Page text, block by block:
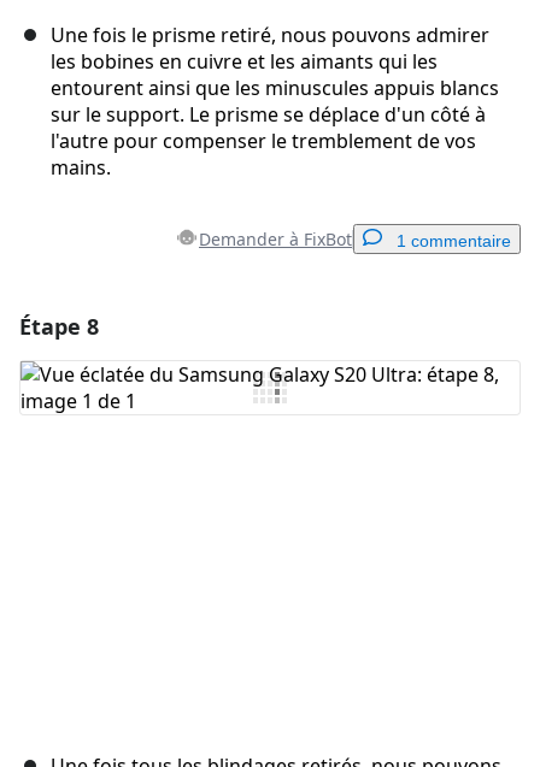
Une fois le prisme retiré, nous pouvons admirer
les bobines en cuivre et les aimants qui les
entourent ainsi que les minuscules appuis blancs
sur le support. Le prisme se déplace d'un côté à
l'autre pour compenser le tremblement de vos
mains.
Demander à FixBot 1 commentaire
Ajouter un commentaire
Étape 8